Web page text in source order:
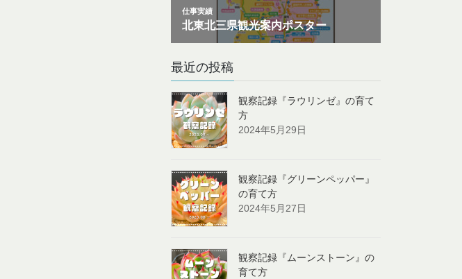
最近の投稿
観察記録『ラウリンゼ』の育て
方
2024年5月29日
観察記録『グリーンペッパー』
の育て方
2024年5月27日
観察記録『ムーンストーン』の
育て方